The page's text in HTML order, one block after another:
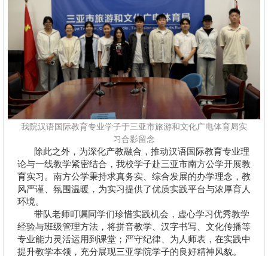
我院汉语国际教育专业学子于三亚市旅游和文化广电体育局实
习合影留念
除此之外，为深化产教融合，推动汉语国际教育专业理
论与一线教学紧密结合，我校学子赴三亚市南方公学开展教
育实习。南方公学秉持求真务实、综合发展的办学理念，教
风严谨、氛围温暖，为实习提供了优质实践平台与浓厚育人
环境。
带队老师叮嘱同学们珍惜实践机会，虚心学习优秀教学
经验与班级管理方法，将拼音教学、汉字书写、文化传播等
专业能力灵活运用到课堂；严守纪律、为人师表，在实践中
提升教学本领，充分展现三亚学院学子的良好精神风貌。